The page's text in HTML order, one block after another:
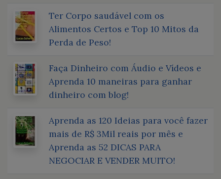
Ter Corpo saudável com os
Alimentos Certos e Top 10 Mitos da
Perda de Peso!
Faça Dinheiro com Áudio e Vídeos e
Aprenda 10 maneiras para ganhar
dinheiro com blog!
Aprenda as 120 Ideias para você fazer
mais de R$ 3Mil reais por mês e
Aprenda as 52 DICAS PARA
NEGOCIAR E VENDER MUITO!